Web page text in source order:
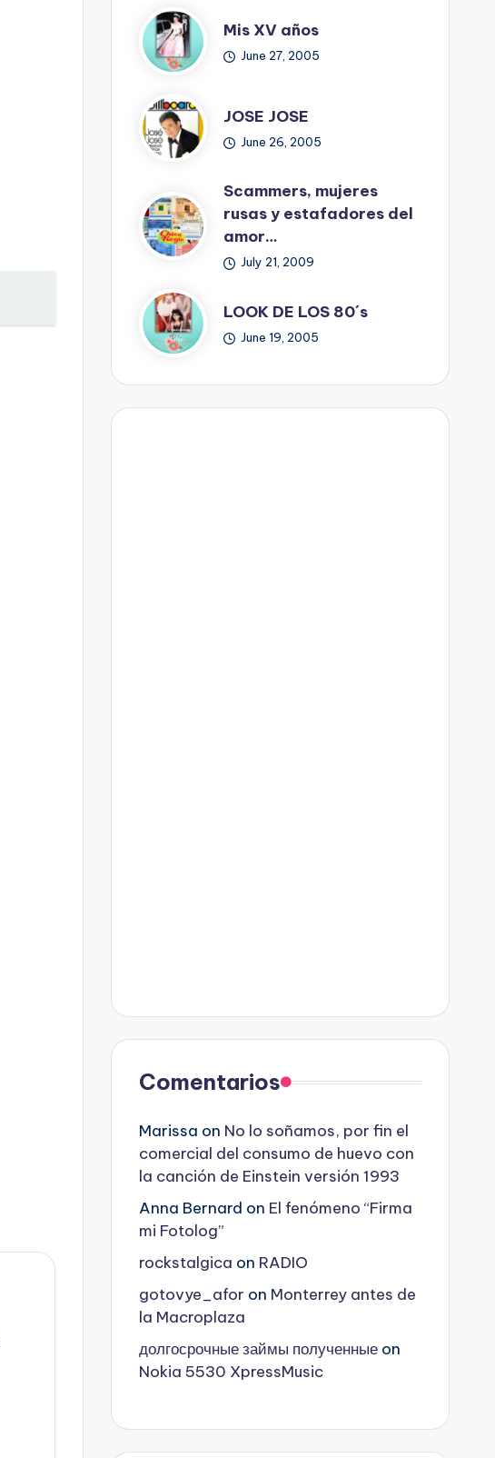
Mis XV años
June 27, 2005
JOSE JOSE
June 26, 2005
Scammers, mujeres
rusas y estafadores del
amor…
July 21, 2009
LOOK DE LOS 80´s
June 19, 2005
Comentarios
Marissa on No lo soñamos, por fin el
comercial del consumo de huevo con
la canción de Einstein versión 1993
Anna Bernard on El fenómeno “Firma
mi Fotolog”
rockstalgica on RADIO
gotovye_afor on Monterrey antes de
la Macroplaza
долгосрочные займы полученныеon
Nokia 5530 XpressMusic